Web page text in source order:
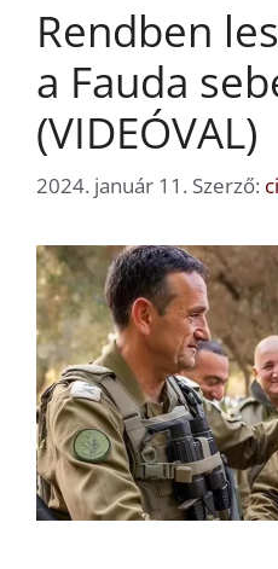
Rendben
a Fauda
(VIDEÓVAL)
2024. január 11. Szerző: